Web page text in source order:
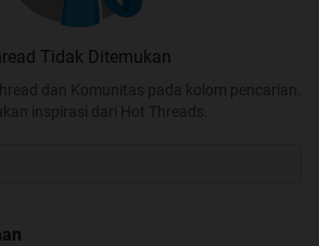
Tidak Ditemukan
dan Komunitas pada kolom pencarian.
inspirasi dari Hot Threads.